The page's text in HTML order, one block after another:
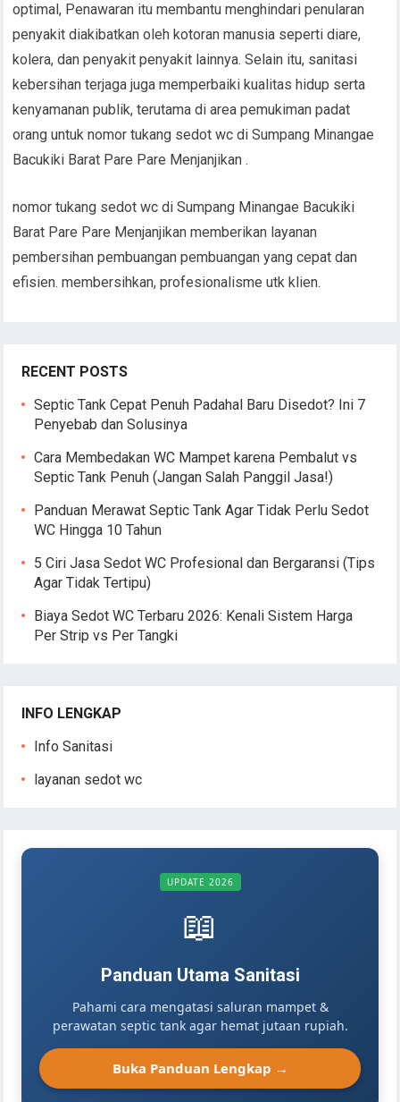
optimal, Penawaran itu membantu menghindari penularan
penyakit diakibatkan oleh kotoran manusia seperti diare,
kolera, dan penyakit penyakit lainnya. Selain itu, sanitasi
kebersihan terjaga juga memperbaiki kualitas hidup serta
kenyamanan publik, terutama di area pemukiman padat
orang untuk nomor tukang sedot wc di Sumpang Minangae
Bacukiki Barat Pare Pare Menjanjikan .
nomor tukang sedot wc di Sumpang Minangae Bacukiki
Barat Pare Pare Menjanjikan memberikan layanan
pembersihan pembuangan pembuangan yang cepat dan
efisien. membersihkan, profesionalisme utk klien.
RECENT POSTS
Septic Tank Cepat Penuh Padahal Baru Disedot? Ini 7
Penyebab dan Solusinya
Cara Membedakan WC Mampet karena Pembalut vs
Septic Tank Penuh (Jangan Salah Panggil Jasa!)
Panduan Merawat Septic Tank Agar Tidak Perlu Sedot
WC Hingga 10 Tahun
5 Ciri Jasa Sedot WC Profesional dan Bergaransi (Tips
Agar Tidak Tertipu)
Biaya Sedot WC Terbaru 2026: Kenali Sistem Harga
Per Strip vs Per Tangki
INFO LENGKAP
Info Sanitasi
layanan sedot wc
UPDATE 2026
📖
Panduan Utama Sanitasi
Pahami cara mengatasi saluran mampet &
perawatan septic tank agar hemat jutaan rupiah.
Buka Panduan Lengkap →